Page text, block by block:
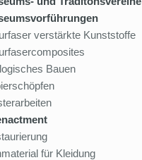
verstärkte Kunststoffe
Bauen
für Kleidung